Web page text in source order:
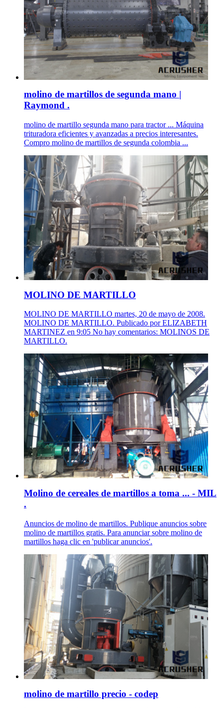
molino de martillos de segunda mano |
Raymond .
molino de martillo segunda mano para tractor ... Máquina
trituradora eficientes y avanzadas a precios interesantes.
Compro molino de martillos de segunda colombia ...
MOLINO DE MARTILLO
MOLINO DE MARTILLO martes, 20 de mayo de 2008.
MOLINO DE MARTILLO. Publicado por ELIZABETH
MARTINEZ en 9:05 No hay comentarios: MOLINOS DE
MARTILLO.
Molino de cereales de martillos a toma ... - MIL
.
Anuncios de molino de martillos. Publique anuncios sobre
molino de martillos gratis. Para anunciar sobre molino de
martillos haga clic en 'publicar anuncios'.
molino de martillo precio - codep